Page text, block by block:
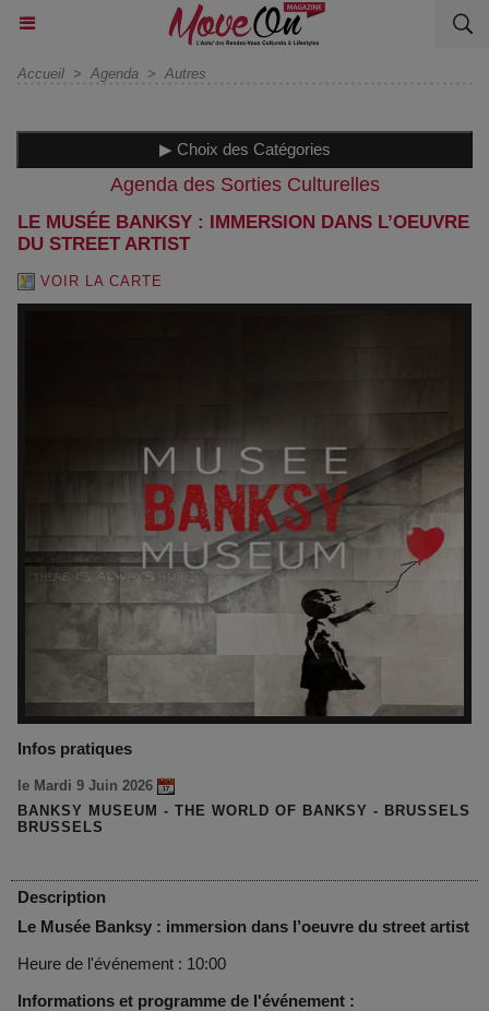
Accueil > Agenda > Autres
▶ Choix des Catégories
Agenda des Sorties Culturelles
LE MUSÉE BANKSY : IMMERSION DANS L’OEUVRE
DU STREET ARTIST
VOIR LA CARTE
Infos pratiques
le Mardi 9 Juin 2026
BANKSY MUSEUM - THE WORLD OF BANKSY - BRUSSELS
BRUSSELS
Description
Le Musée Banksy : immersion dans l’oeuvre du street artist
Heure de l'événement : 10:00
Informations et programme de l'événement :